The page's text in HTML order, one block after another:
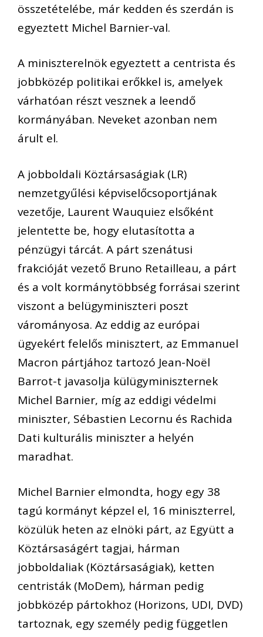
összetételébe, már kedden és szerdán is
egyeztett Michel Barnier-val.
A miniszterelnök egyeztett a centrista és
jobbközép politikai erőkkel is, amelyek
várhatóan részt vesznek a leendő
kormányában. Neveket azonban nem
árult el.
A jobboldali Köztársaságiak (LR)
nemzetgyűlési képviselőcsoportjának
vezetője, Laurent Wauquiez elsőként
jelentette be, hogy elutasította a
pénzügyi tárcát. A párt szenátusi
frakcióját vezető Bruno Retailleau, a párt
és a volt kormánytöbbség forrásai szerint
viszont a belügyminiszteri poszt
várományosa. Az eddig az európai
ügyekért felelős minisztert, az Emmanuel
Macron pártjához tartozó Jean-Noël
Barrot-t javasolja külügyminiszternek
Michel Barnier, míg az eddigi védelmi
miniszter, Sébastien Lecornu és Rachida
Dati kulturális miniszter a helyén
maradhat.
Michel Barnier elmondta, hogy egy 38
tagú kormányt képzel el, 16 miniszterrel,
közülük heten az elnöki párt, az Együtt a
Köztársaságért tagjai, hárman
jobboldaliak (Köztársaságiak), ketten
centristák (MoDem), hárman pedig
jobbközép pártokhoz (Horizons, UDI, DVD)
tartoznak, egy személy pedig független